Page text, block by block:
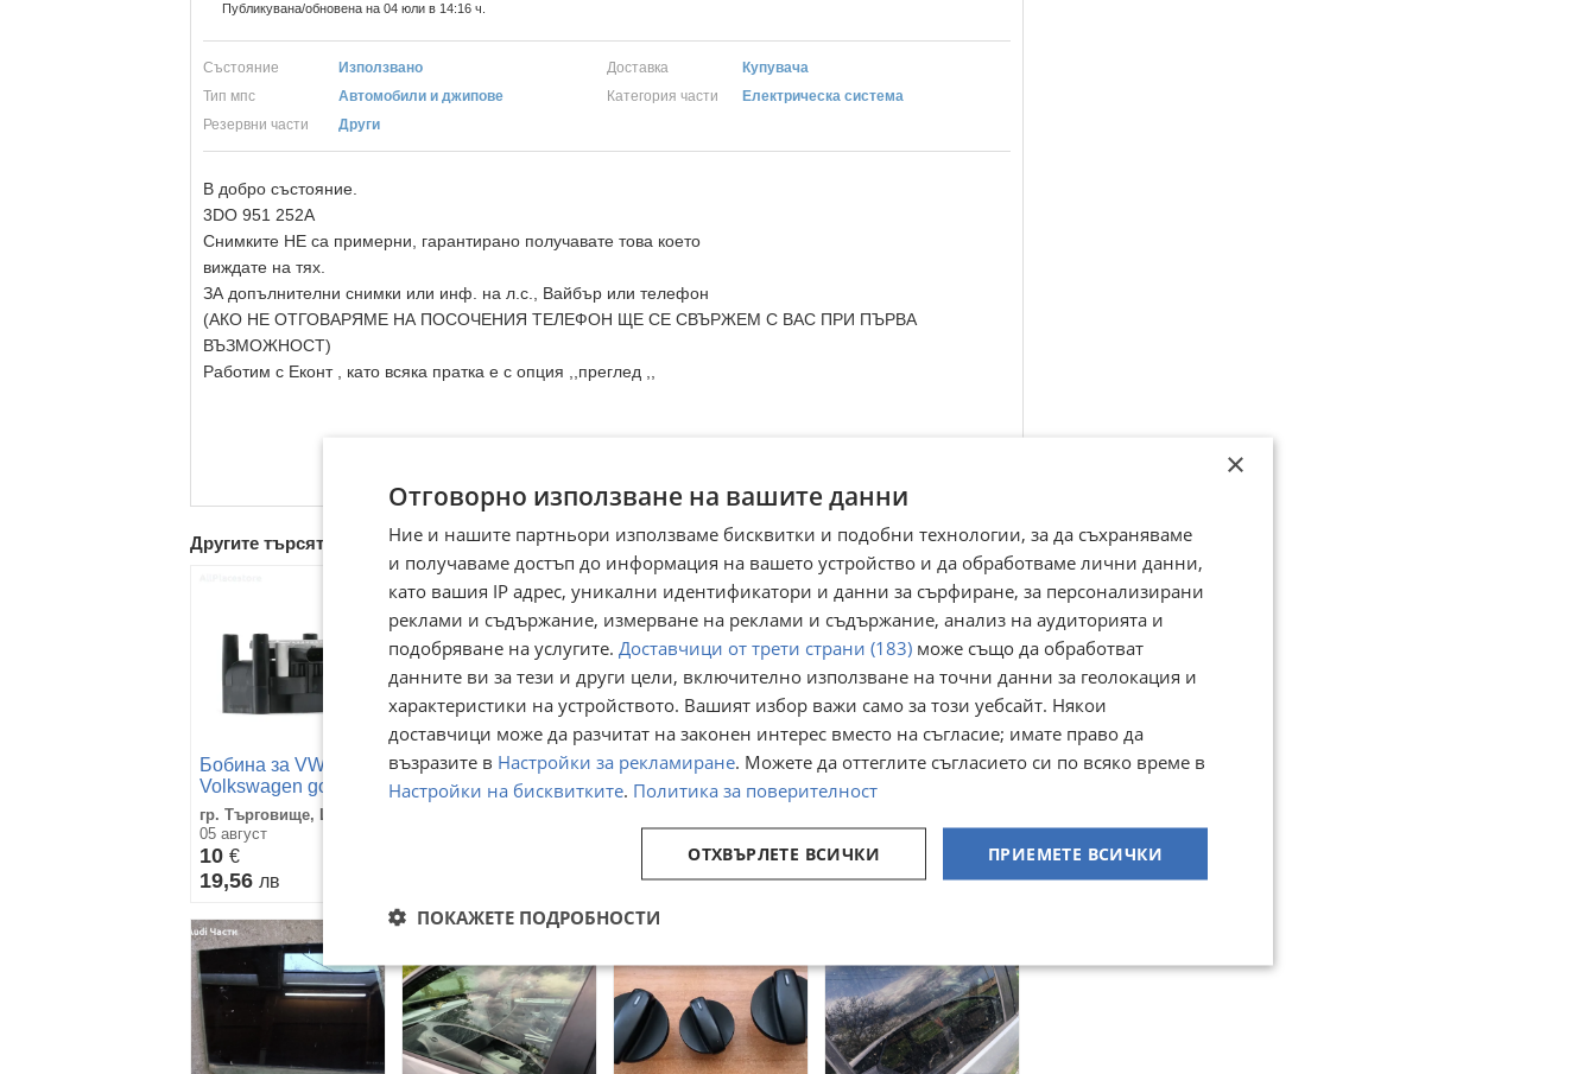
Публикувана/обновена на 04 юли в 14:16 ч.
Състояние Използвано Доставка
Купувача
Тип мпс
Автомобили и джипове Категория части
Електрическа система
Резервни части
Други
В добро състояние.
3DO 951 252A
Снимките НЕ са примерни, гарантирано получавате това което
виждате на тях.
ЗА допълнителни снимки или инф. на л.с., Вайбър или телефон
(АКО НЕ ОТГОВАРЯМЕ НА ПОСОЧЕНИЯ ТЕЛЕФОН ЩЕ СЕ СВЪРЖЕМ С ВАС ПРИ ПЪРВА
ВЪЗМОЖНОСТ)
Работим с Еконт , като всяка пратка е с опция ,,преглед ,,
Другите търсят също
Бобина за VW
Volkswagen golf
seat
гр. Търговище, Център
05 август
10 €
19,56 лв
Помпичка чистачки
VW Golf 5 2.0 TDI ,
1К6955651
за Голф 5
Volkswagen Golf 5
гр. Омуртаг,
€
20,01лв
странично стъкло
за Голф 5
гр. Омуртаг,
10€
19,56лв
×
Отговорно използване на вашите данни
Ние и нашите партньори използваме бисквитки и подобни технологии, за да съхраняваме
и получаваме достъп до информация на вашето устройство и да обработваме лични данни,
като вашия IP адрес, уникални идентификатори и данни за сърфиране, за персонализирани
реклами и съдържание, измерване на реклами и съдържание, анализ на аудиторията и
подобряване на услугите. Доставчици от трети страни (183) може също да обработват
данните ви за тези и други цели, включително използване на точни данни за геолокация и
характеристики на устройството. Вашият избор важи само за този уебсайт. Някои
доставчици може да разчитат на законен интерес вместо на съгласие; имате право да
възразите в Настройки за рекламиране. Можете да оттеглите съгласието си по всяко време в
Настройки на бисквитките. Политика за поверителност
ПРИЕМЕТЕ ВСИЧКИ
ОТХВЪРЛЕТЕ ВСИЧКИ
ПОКАЖЕТЕ ПОДРОБНОСТИ